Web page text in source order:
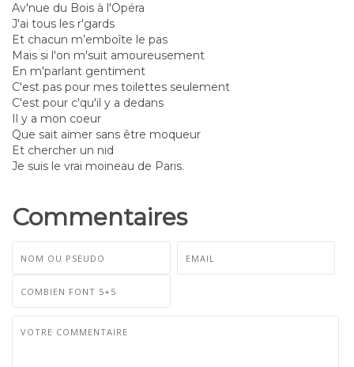
Av'nue du Bois à l'Opéra
J'ai tous les r'gards
Et chacun m’emboîte le pas
Mais si l'on m'suit amoureusement
En m'parlant gentiment
C'est pas pour mes toilettes seulement
C'est pour c'qu'il y a dedans
Il y a mon coeur
Que sait aimer sans être moqueur
Et chercher un nid
Je suis le vrai moineau de Paris.
Commentaires